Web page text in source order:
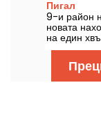
Пигал
9-и район
новата
на един